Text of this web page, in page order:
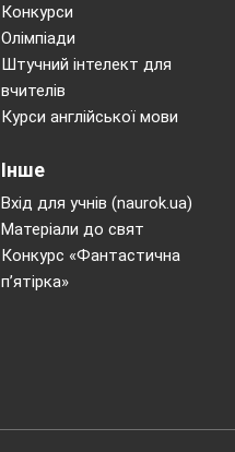
Конкурси
Олімпіади
Штучний інтелект для
вчителів
Курси англійської мови
Інше
Вхід для учнів (naurok.ua)
Матеріали до свят
Конкурс «Фантастична
п’ятірка»